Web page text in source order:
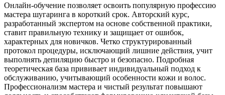
Онлайн-обучение позволяет освоить популярную профессию
мастера шугаринга в короткий срок. Авторский курс,
разработанный экспертом на основе собственной практики,
ставит правильную технику и защищает от ошибок,
характерных для новичков. Четко структурированный
протокол процедуры, исключающий лишние действия, учит
выполнять депиляцию быстро и безопасно. Подробная
теоретическая база прививает индивидуальный подход к
обслуживанию, учитывающий особенности кожи и волос.
Профессионализм мастера и чистый результат повышают